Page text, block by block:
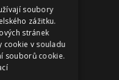
soubory
zážitku.
stránek
cookie v souladu
souborů cookie.